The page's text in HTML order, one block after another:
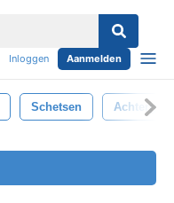
Inloggen Aanmelden
Schetsen